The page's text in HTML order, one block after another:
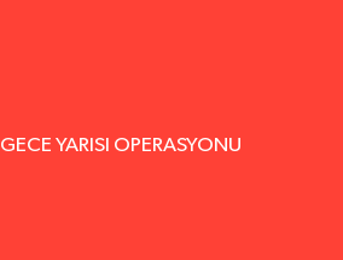
GECE YARISI OPERASYONU